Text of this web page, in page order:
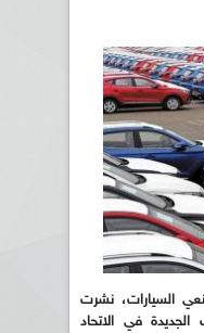
السيارات، نشرت
في الاتحاد